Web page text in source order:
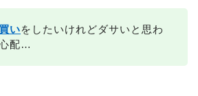
いをしたいけれどダサいと思わ
配…